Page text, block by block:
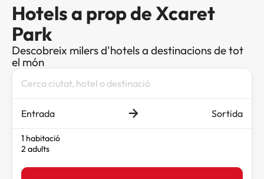
Hotels a prop de Xcaret
Park
Descobreix milers d'hotels a destinacions de tot
el món
Entrada Sortida
1 habitació
2 adults